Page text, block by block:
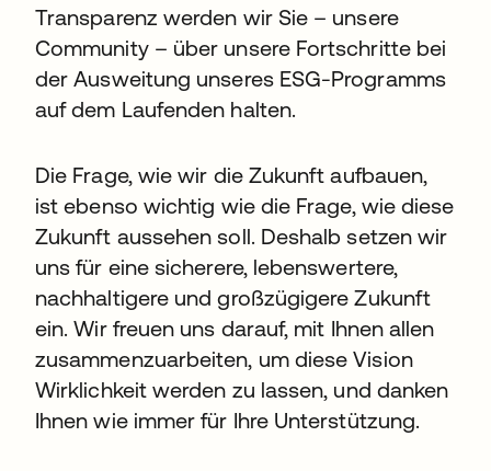
Transparenz werden wir Sie – unsere
Community – über unsere Fortschritte bei
der Ausweitung unseres ESG-Programms
auf dem Laufenden halten.
Die Frage, wie wir die Zukunft aufbauen,
ist ebenso wichtig wie die Frage, wie diese
Zukunft aussehen soll. Deshalb setzen wir
uns für eine sicherere, lebenswertere,
nachhaltigere und großzügigere Zukunft
ein. Wir freuen uns darauf, mit Ihnen allen
zusammenzuarbeiten, um diese Vision
Wirklichkeit werden zu lassen, und danken
Ihnen wie immer für Ihre Unterstützung.